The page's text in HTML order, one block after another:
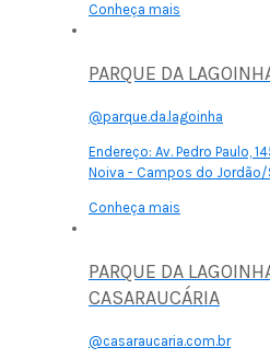
Conheça mais
PARQUE DA
@parque.da.lagoinha
Endereço: Av. Pedro Paulo,
Noiva - Campos do Jordão/
Conheça mais
PARQUE DA
CASARAUCÁRIA
@casaraucaria.com.br